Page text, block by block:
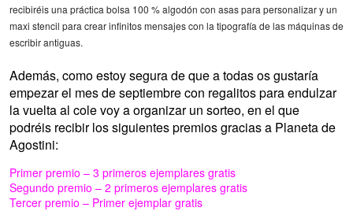
recibiréis una práctica bolsa 100 % algodón con asas para personalizar y un
maxi stencil para crear infinitos mensajes con la tipografía de las máquinas de
escribir antiguas.
Además, como estoy segura de que a todas os gustaría
empezar el mes de septiembre con regalitos para endulzar
la vuelta al cole voy a organizar un sorteo, en el que
podréis recibir los siguientes premios gracias a Planeta de
Agostini:
Primer premio – 3 primeros ejemplares gratis
Segundo premio – 2 primeros ejemplares gratis
Tercer premio – Primer ejemplar gratis